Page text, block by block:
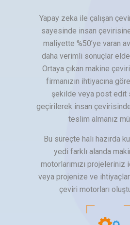
Yapay zeka ile çalışan
sayesinde insan
maliyette %50’ye varan
daha verimli sonuçlar
Ortaya çıkan makine
firmanızın ihtiyacına
şekilde veya post edit
geçirilerek insan
teslim almanız
Bu süreçte hali hazırda
yedi farklı alanda
motorlarımızı projeleriniz
veya projenize ve
çeviri motorları